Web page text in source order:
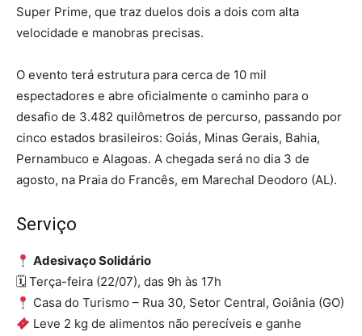
Super Prime, que traz duelos dois a dois com alta
velocidade e manobras precisas.
O evento terá estrutura para cerca de 10 mil
espectadores e abre oficialmente o caminho para o
desafio de 3.482 quilômetros de percurso, passando por
cinco estados brasileiros: Goiás, Minas Gerais, Bahia,
Pernambuco e Alagoas. A chegada será no dia 3 de
agosto, na Praia do Francês, em Marechal Deodoro (AL).
Serviço
Adesivaço Solidário
🗓 Terça-feira (22/07), das 9h às 17h
Casa do Turismo – Rua 30, Setor Central, Goiânia (GO)
Leve 2 kg de alimentos não perecíveis e ganhe